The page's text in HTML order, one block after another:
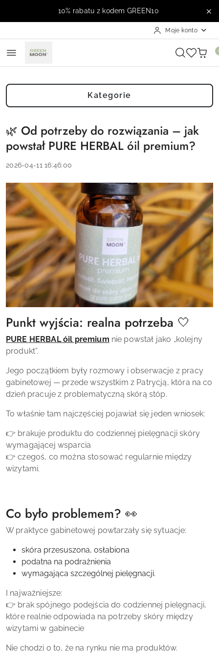
Przejdź do treści głównej
Przejdź do wyszukiwarki
Przejdź do moje konto
Przejdź do menu głównego
Przejdź do stopki10% rabatu z kodem GREEN10
Moje konto
Kategorie
🌿 Od potrzeby do rozwiązania – jak
powstał PURE HERBAL óil premium?
2026-04-11 16:46:00
Punkt wyjścia: realna potrzeba 🤍
PURE HERBAL óil premium nie powstał jako „kolejny
produkt”.
Jego początkiem były rozmowy i obserwacje z pracy
gabinetowej — przede wszystkim z Patrycją, która na co
dzień pracuje z problematyczną skórą stóp.
To właśnie tam najczęściej pojawiał się jeden wniosek:
👉 brakuje produktu do codziennej pielęgnacji skóry
wymagającej wsparcia
👉 czegoś, co można stosować regularnie między
wizytami.
Co było problemem? 👀
W praktyce gabinetowej powtarzały się sytuacje:
skóra przesuszona, osłabiona
podatna na podrażnienia
wymagająca szczególnej pielęgnacji.
I najważniejsze:
👉 brak spójnego podejścia do codziennej pielęgnacji,
które realnie odpowiada na potrzeby skóry między
wizytami w gabinecie
Nie chodzi o to, że na rynku nie ma produktów.